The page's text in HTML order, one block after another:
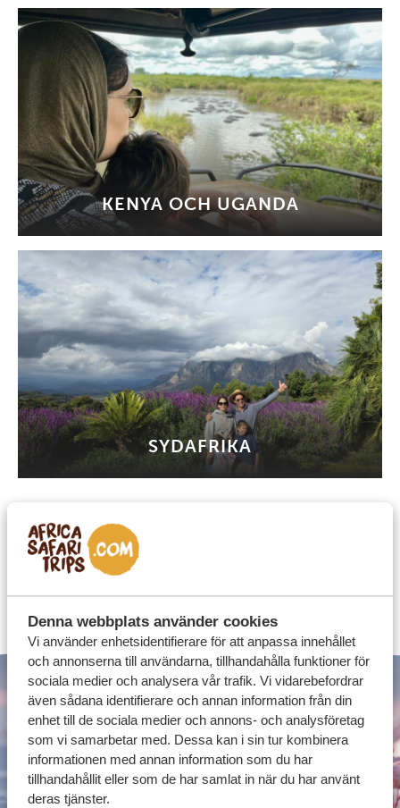
Denna webbplats använder cookies
Vi använder enhetsidentifierare för att anpassa innehållet
och annonserna till användarna, tillhandahålla funktioner för
sociala medier och analysera vår trafik. Vi vidarebefordrar
även sådana identifierare och annan information från din
enhet till de sociala medier och annons- och analysföretag
som vi samarbetar med. Dessa kan i sin tur kombinera
informationen med annan information som du har
tillhandahållit eller som de har samlat in när du har använt
deras tjänster.
KENYA OCH UGANDA
SYDAFRIKA
SE ALLA VANLIGA FRÅGOR